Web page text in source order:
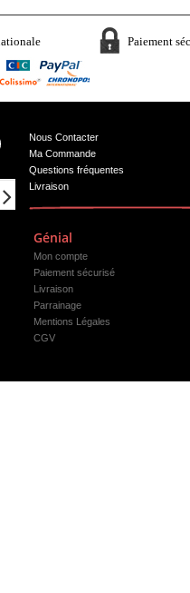
Paiement
Nous Contacter
Ma Commande
Questions fréquentes
Livraison
Génial
Mon compte
Paiement sécurisé
Livraison
Parrainage
Mentions Légales
CGV